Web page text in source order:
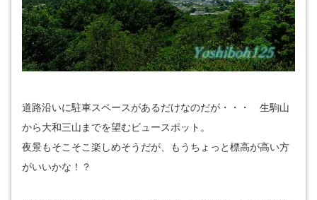
道路沿いに駐車スペースがあるだけなのだが・・・ 生駒山
から大和三山までを望むビュースポット。
夜景もそこそこ楽しめそうだが、もうちょっと標高が高い方
がいいかな！？